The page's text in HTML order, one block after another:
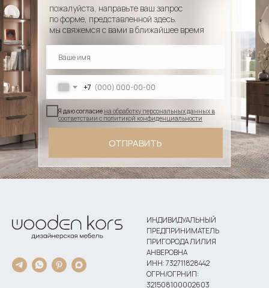
+7
Я даю согласие на обработку персональных данных в
соответствии с политикой конфиденциальности
ОТПРАВИТЬ
пожалуйста, направьте ваш запрос
по форме, представленной здесь.
мы свяжемся с вами в ближайшее время
ИНДИВИДУАЛЬНЫЙ
ПРЕДПРИНИМАТЕЛЬ
ПРИГОРОДА ЛИЛИЯ
АНВЕРОВНА
ИНН: 732711828442
ОГРН/ОГРНИП:
321508100002603